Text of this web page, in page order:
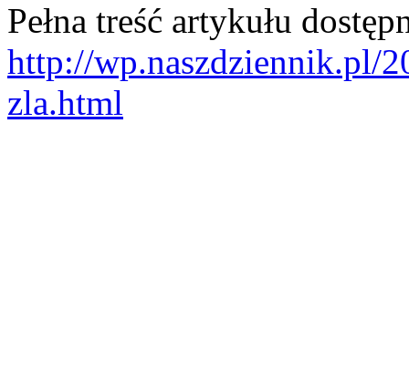
Pełna treść artykułu
http://wp.naszdziennik.pl/
zla.html